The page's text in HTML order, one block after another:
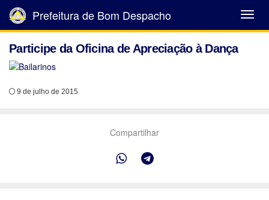
Abrir
Menu
Prefeitura de Bom Despacho
Participe da Oficina de Apreciação à Dança
9 de julho de 2015
Compartilhar